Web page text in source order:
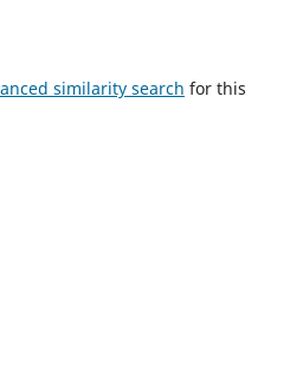
similarity search for this